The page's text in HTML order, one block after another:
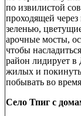
по извилистой
проходящей
зеленью,
арочные мосты,
чтобы
район лидирует в
жилых и
побывать во
Село Тпиг с